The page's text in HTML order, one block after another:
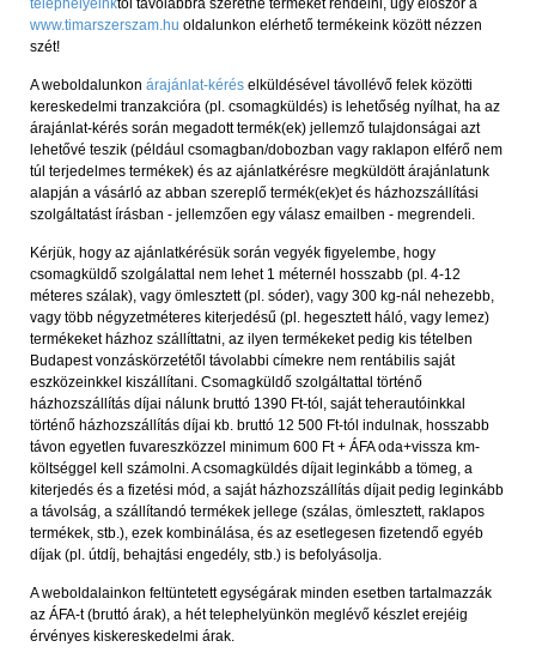
telephelyeinktől távolabbra szeretne terméket rendelni, úgy először a
www.timarszerszam.hu oldalunkon elérhető termékeink között nézzen
szét!
A weboldalunkon árajánlat-kérés elküldésével távollévő felek közötti
kereskedelmi tranzakcióra (pl. csomagküldés) is lehetőség nyílhat, ha az
árajánlat-kérés során megadott termék(ek) jellemző tulajdonságai azt
lehetővé teszik (például csomagban/dobozban vagy raklapon elférő nem
túl terjedelmes termékek) és az ajánlatkérésre megküldött árajánlatunk
alapján a vásárló az abban szereplő termék(ek)et és házhozszállítási
szolgáltatást írásban - jellemzően egy válasz emailben - megrendeli.
Kérjük, hogy az ajánlatkérésük során vegyék figyelembe, hogy
csomagküldő szolgálattal nem lehet 1 méternél hosszabb (pl. 4-12
méteres szálak), vagy ömlesztett (pl. sóder), vagy 300 kg-nál nehezebb,
vagy több négyzetméteres kiterjedésű (pl. hegesztett háló, vagy lemez)
termékeket házhoz szállíttatni, az ilyen termékeket pedig kis tételben
Budapest vonzáskörzetétől távolabbi címekre nem rentábilis saját
eszközeinkkel kiszállítani. Csomagküldő szolgáltattal történő
házhozszállítás díjai nálunk bruttó 1390 Ft-tól, saját teherautóinkkal
történő házhozszállítás díjai kb. bruttó 12 500 Ft-tól indulnak, hosszabb
távon egyetlen fuvareszközzel minimum 600 Ft + ÁFA oda+vissza km-
költséggel kell számolni. A csomagküldés díjait leginkább a tömeg, a
kiterjedés és a fizetési mód, a saját házhozszállítás díjait pedig leginkább
a távolság, a szállítandó termékek jellege (szálas, ömlesztett, raklapos
termékek, stb.), ezek kombinálása, és az esetlegesen fizetendő egyéb
díjak (pl. útdíj, behajtási engedély, stb.) is befolyásolja.
A weboldalainkon feltüntetett egységárak minden esetben tartalmazzák
az ÁFA-t (bruttó árak), a hét telephelyünkön meglévő készlet erejéig
érvényes kiskereskedelmi árak.